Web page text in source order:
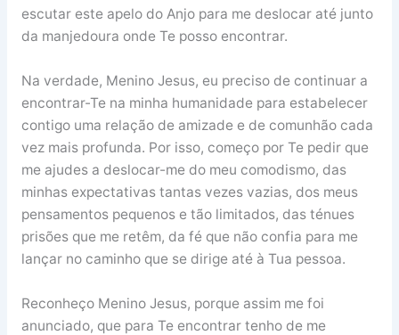
escutar este apelo do Anjo para me deslocar até junto
da manjedoura onde Te posso encontrar.
Na verdade, Menino Jesus, eu preciso de continuar a
encontrar-Te na minha humanidade para estabelecer
contigo uma relação de amizade e de comunhão cada
vez mais profunda. Por isso, começo por Te pedir que
me ajudes a deslocar-me do meu comodismo, das
minhas expectativas tantas vezes vazias, dos meus
pensamentos pequenos e tão limitados, das ténues
prisões que me retêm, da fé que não confia para me
lançar no caminho que se dirige até à Tua pessoa.
Reconheço Menino Jesus, porque assim me foi
anunciado, que para Te encontrar tenho de me